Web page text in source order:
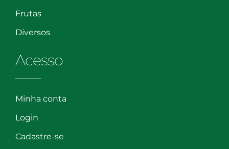
Frutas
Diversos
Acesso
Minha conta
Login
Cadastre-se